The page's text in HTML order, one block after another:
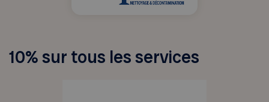
10% sur tous les services